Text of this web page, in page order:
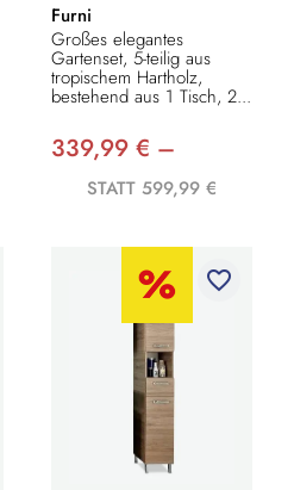
Furni
Großes elegantes
Gartenset, 5-teilig aus
tropischem Hartholz,
bestehend aus 1 Tisch, 2...
339,99 € –
STATT 599,99 €
favorite_border